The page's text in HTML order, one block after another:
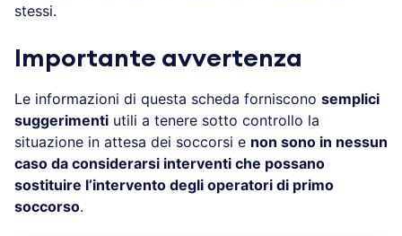
stessi.
Importante avvertenza
Le informazioni di questa scheda forniscono semplici
suggerimenti utili a tenere sotto controllo la
situazione in attesa dei soccorsi e non sono in nessun
caso da considerarsi interventi che possano
sostituire l’intervento degli operatori di primo
soccorso.